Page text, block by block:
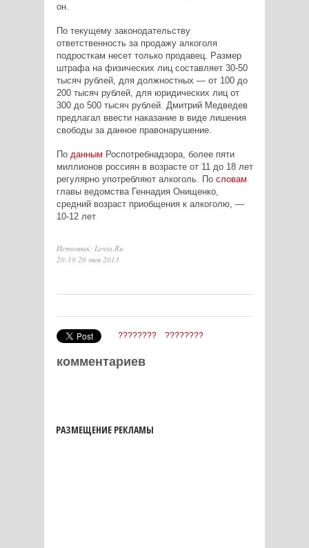
он.
По текущему законодательству
ответственность за продажу алкоголя
подросткам несет только продавец. Размер
штрафа на физических лиц составляет 30-50
тысяч рублей, для должностных — от 100 до
200 тысяч рублей, для юридических лиц от
300 до 500 тысяч рублей. Дмитрий Медведев
предлагал ввести наказание в виде лишения
свободы за данное правонарушение.
По данным Роспотребнадзора, более пяти
миллионов россиян в возрасте от 11 до 18 лет
регулярно употребляют алкоголь. По словам
главы ведомства Геннадия Онищенко,
средний возраст приобщения к алкоголю, —
10-12 лет
Источник: Lenta.Ru
20:18 20 мая 2013
???????? ????????
комментариев
РАЗМЕЩЕНИЕ РЕКЛАМЫ